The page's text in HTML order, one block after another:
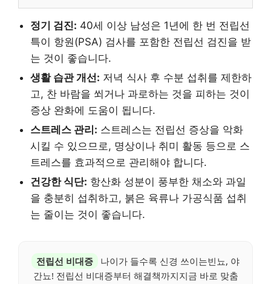
정기 검진: 40세 이상 남성은 1년에 한 번 전립선
특이 항원(PSA) 검사를 포함한 전립선 검진을 받
는 것이 좋습니다.
생활 습관 개선: 저녁 식사 후 수분 섭취를 제한하
고, 찬 바람을 쐬거나 과로하는 것을 피하는 것이
증상 완화에 도움이 됩니다.
스트레스 관리: 스트레스는 전립선 증상을 악화
시킬 수 있으므로, 명상이나 취미 활동 등으로 스
트레스를 효과적으로 관리해야 합니다.
건강한 식단: 항산화 성분이 풍부한 채소와 과일
을 충분히 섭취하고, 붉은 육류나 가공식품 섭취
는 줄이는 것이 좋습니다.
전립선 비대증
나이가 들수록 신경 쓰이는빈뇨, 야
간뇨! 전립선 비대증부터 해결책까지지금 바로 맞춤